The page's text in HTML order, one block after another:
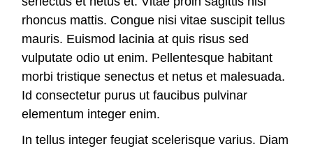
rhoncus mattis. Congue nisi vitae suscipit tellus
mauris. Euismod lacinia at quis risus sed
vulputate odio ut enim. Pellentesque habitant
morbi tristique senectus et netus et malesuada.
Id consectetur purus ut faucibus pulvinar
elementum integer enim.
In tellus integer feugiat scelerisque varius. Diam